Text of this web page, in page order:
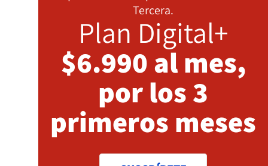
Tercera.
Plan Digital+
$6.990 al mes,
por los 3
primeros meses